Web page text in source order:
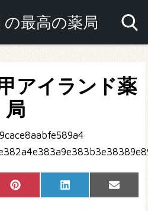
アイランド薬
局
Share
on
Pinterest Share
on
LinkedIn
Share
on
Email